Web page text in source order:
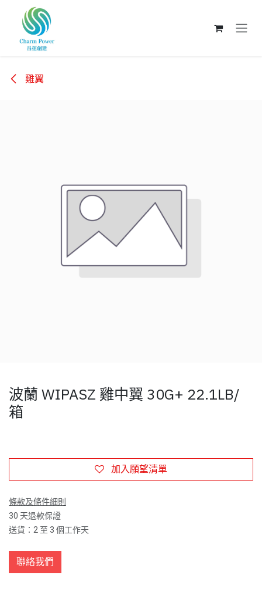
跳至內容
雞翼
波蘭 WIPASZ 雞中翼 30G+ 22.1LB/
箱
加入願望清單
條款及條件細則
30 天退款保證
送貨：2 至 3 個工作天
聯絡我們